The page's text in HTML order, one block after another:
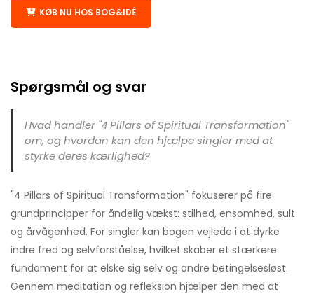
KØB NU HOS BOG&IDÉ
Spørgsmål og svar
Hvad handler "4 Pillars of Spiritual Transformation"
om, og hvordan kan den hjælpe singler med at
styrke deres kærlighed?
"4 Pillars of Spiritual Transformation" fokuserer på fire
grundprincipper for åndelig vækst: stilhed, ensomhed, sult
og årvågenhed. For singler kan bogen vejlede i at dyrke
indre fred og selvforståelse, hvilket skaber et stærkere
fundament for at elske sig selv og andre betingelsesløst.
Gennem meditation og refleksion hjælper den med at